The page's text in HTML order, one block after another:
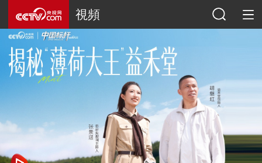
視頻